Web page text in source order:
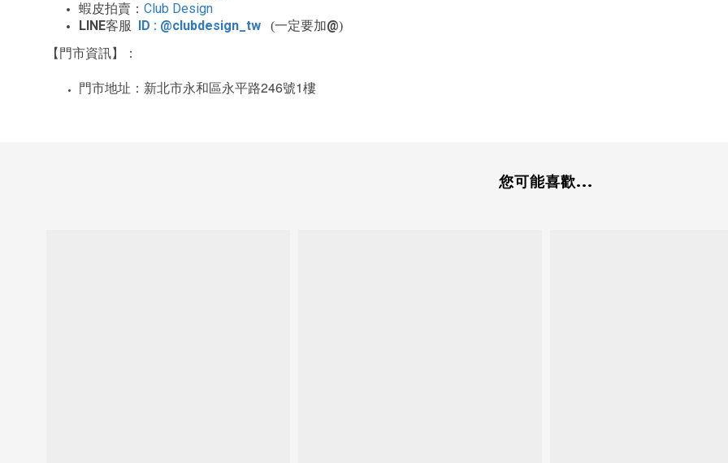
蝦皮拍賣： Club Design
LINE客服 ID : @clubdesign_tw (一定要加@)
【門市資訊】：
門市地址：新北市永和區永平路246號1樓
您可能喜歡...